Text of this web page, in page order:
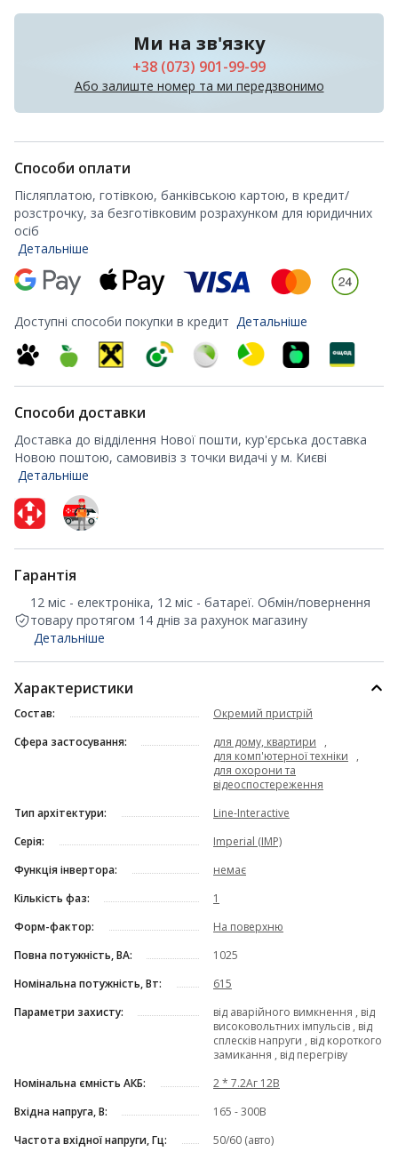
Ми на зв'язку
+38 (073) 901-99-99
Або залиште номер та ми передзвонимо
Способи оплати
Післяплатою, готівкою, банківською картою, в кредит/
розстрочку, за безготівковим розрахунком для юридичних
осіб
Детальніше
Доступні способи покупки в кредит Детальніше
Способи доставки
Доставка до відділення Нової пошти, кур'єрська доставка
Новою поштою, самовивіз з точки видачі у м. Києві
Детальніше
Гарантія
12 міс - електроніка, 12 міс - батареї. Обмін/повернення
товару протягом 14 днів за рахунок магазину
Детальніше
Характеристики
Состав:
Окремий пристрій
Сфера застосування:
для дому, квартири
,
для комп'ютерної техніки
,
для охорони та
відеоспостереження
Тип архітектури:
Line-Interactive
Серія:
Imperial (IMP)
Функція інвертора:
немає
Кількість фаз:
1
Форм-фактор:
На поверхню
Повна потужність, ВА:
1025
Номінальна потужність, Вт:
615
Параметри захисту:
від аварійного вимкнення , від
високовольтних імпульсів , від
сплесків напруги , від короткого
замикання , від перегріву
Номінальна ємність АКБ:
2 * 7.2Аг 12В
Вхідна напруга, В:
165 - 300В
Частота вхідної напруги, Гц:
50/60 (авто)